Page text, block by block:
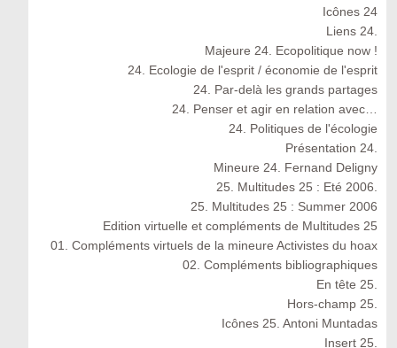
Icônes 24
Liens 24.
Majeure 24. Ecopolitique now !
24. Ecologie de l'esprit / économie de l'esprit
24. Par-delà les grands partages
24. Penser et agir en relation avec…
24. Politiques de l'écologie
Présentation 24.
Mineure 24. Fernand Deligny
25. Multitudes 25 : Eté 2006.
25. Multitudes 25 : Summer 2006
Edition virtuelle et compléments de Multitudes 25
01. Compléments virtuels de la mineure Activistes du hoax
02. Compléments bibliographiques
En tête 25.
Hors-champ 25.
Icônes 25. Antoni Muntadas
Insert 25.